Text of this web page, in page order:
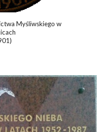
Myśliwskiego w